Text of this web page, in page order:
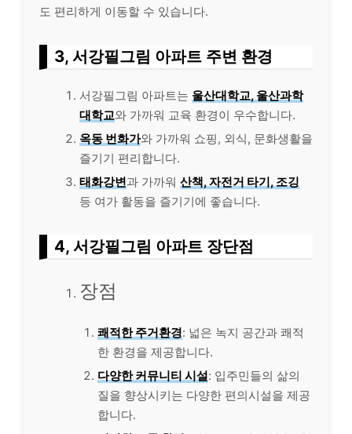
도 편리하게 이동할 수 있습니다.
3, 서강필그림 아파트 주변 환경
서강필그림 아파트는 울산대학교, 울산과학
대학교와 가까워 교육 환경이 우수합니다.
옥동 번화가와 가까워 쇼핑, 외식, 문화생활을
즐기기 편리합니다.
태화강변과 가까워 산책, 자전거 타기, 조깅
등 여가 활동을 즐기기에 좋습니다.
4, 서강필그림 아파트 장단점
장점
쾌적한 주거환경: 넓은 녹지 공간과 쾌적
한 환경을 제공합니다.
다양한 커뮤니티 시설: 입주민들의 삶의
질을 향상시키는 다양한 편의시설을 제공
합니다.